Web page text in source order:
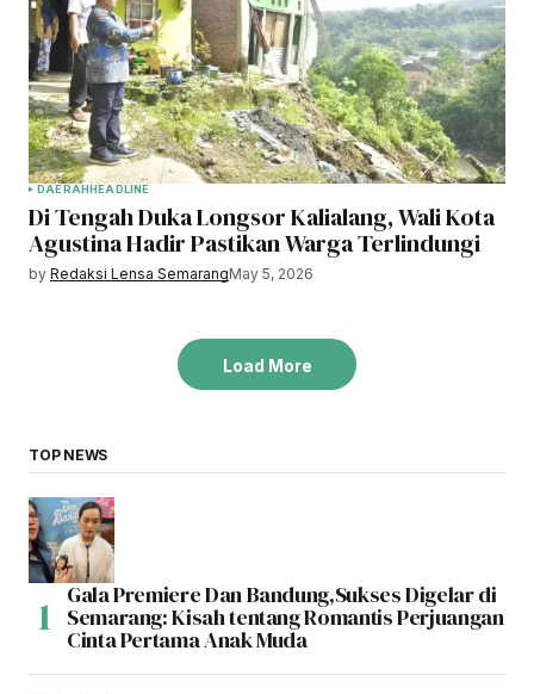
DAERAHHEADLINE
Di Tengah Duka Longsor Kalialang, Wali Kota
Agustina Hadir Pastikan Warga Terlindungi
by Redaksi Lensa SemarangMay 5, 2026
Load More
TOP NEWS
Gala Premiere Dan Bandung,Sukses Digelar di
Semarang: Kisah tentang Romantis Perjuangan
Cinta Pertama Anak Muda